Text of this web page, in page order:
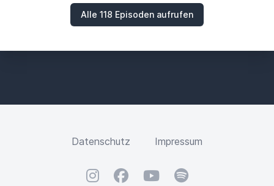
Alle 118 Episoden aufrufen
Datenschutz Impressum
InstagramFacebookYouTubeSpotify